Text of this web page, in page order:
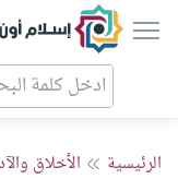
إسلام
الرئيسية الأخلاق